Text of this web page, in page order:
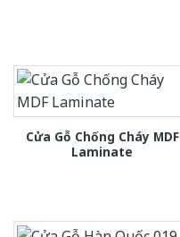
Cửa Gỗ Chống Cháy MDF
Laminate